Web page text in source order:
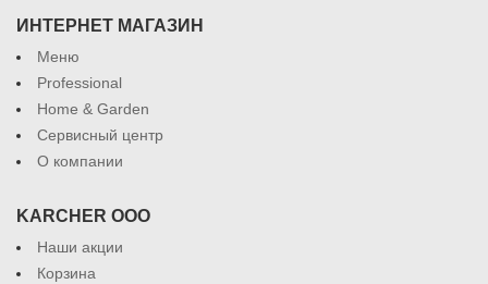
ИНТЕРНЕТ МАГАЗИН
Меню
Professional
Home & Garden
Сервисный центр
О компании
KARCHER ООО
Наши акции
Корзина